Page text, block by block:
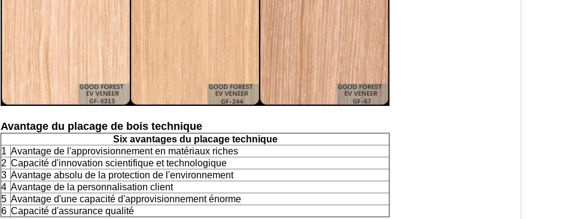
Avantage du placage de bois technique
Six avantages du placage technique
1 Avantage de l'approvisionnement en matériaux riches
2 Capacité d'innovation scientifique et technologique
3 Avantage absolu de la protection de l'environnement
4 Avantage de la personnalisation client
5 Avantage d'une capacité d'approvisionnement énorme
6 Capacité d'assurance qualité